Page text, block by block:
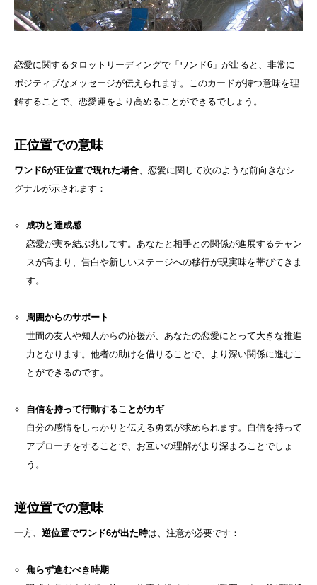
恋愛に関するタロットリーディングで「ワンド6」が出ると、非常に
ポジティブなメッセージが伝えられます。このカードが持つ意味を理
解することで、恋愛運をより高めることができるでしょう。
正位置での意味
ワンド6が正位置で現れた場合 、恋愛に関して次のような前向きなシ
グナルが示されます：
成功と達成感
恋愛が実を結ぶ兆しです。あなたと相手との関係が進展するチャン
スが高まり、告白や新しいステージへの移行が現実味を帯びてきま
す。
周囲からのサポート
世間の友人や知人からの応援が、あなたの恋愛にとって大きな推進
力となります。他者の助けを借りることで、より深い関係に進むこ
とができるのです。
自信を持って行動することがカギ
自分の感情をしっかりと伝える勇気が求められます。自信を持って
アプローチをすることで、お互いの理解がより深まることでしょ
う。
逆位置での意味
一方、 逆位置でワンド6が出た時は、注意が必要です：
焦らず進むべき時期